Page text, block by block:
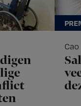
Cao